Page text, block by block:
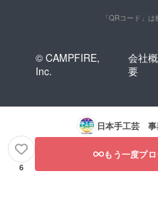
「QRコード」
© CAMPFIRE,
Inc.
会社概
要
日本手工芸 事
6
もう一度プ